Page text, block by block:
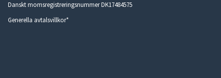
Danskt momsregistreringsnummer DK17484575
Generella avtalsvillkor*